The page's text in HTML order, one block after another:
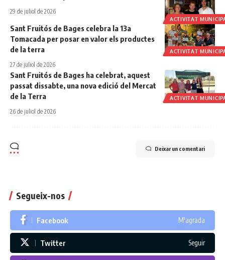
ACTIVITAT
29 de juliol de 2026
ACTIVITAT
Sant Fruitós de Bages celebra la 13a
Tomacada per posar en valor els productes
de la terra
27 de juliol de 2026
ACTIVITAT
Sant Fruitós de Bages ha celebrat, aquest
passat dissabte, una nova edició del Mercat
de la Terra
26 de juliol de 2026
Deixar un comentari
Segueix-nos
Facebook M'agrada
Twitter Seguir